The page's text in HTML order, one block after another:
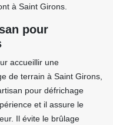
à Saint Girons.
pour
accueillir une
de terrain à Saint Girons,
pour défrichage
et il assure le
Il évite le brûlage